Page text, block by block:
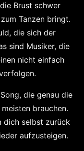
Brust schwer
Tanzen bringt.
die sich der
sind Musiker, die
nicht einfach
die genau die
brauchen.
dich selbst zurück
aufzusteigen.